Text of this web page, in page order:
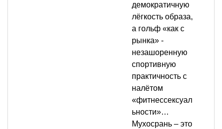
демократичную
лёгкость образа,
а гольф «как с
рынка» -
незашоренную
спортивную
практичность с
налётом
«фитнессексуал
ьности»…
Мухосрань – это